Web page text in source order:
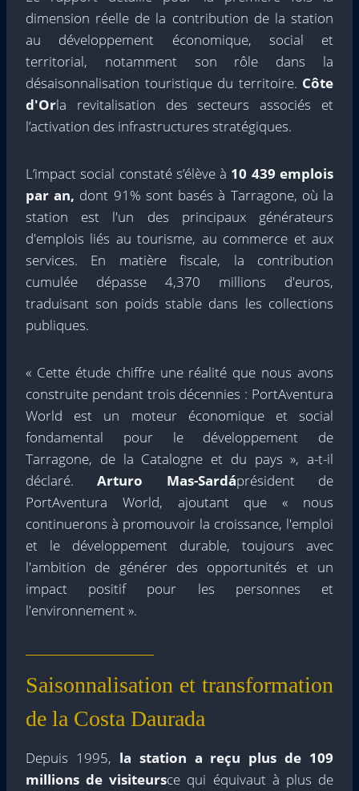
dimension réelle de la contribution de la station
au développement économique, social et
territorial, notamment son rôle dans la
désaisonnalisation touristique du territoire. Côte
d'Orla revitalisation des secteurs associés et
l’activation des infrastructures stratégiques.
L’impact social constaté s’élève à 10 439 emplois
par an, dont 91% sont basés à Tarragone, où la
station est l'un des principaux générateurs
d'emplois liés au tourisme, au commerce et aux
services. En matière fiscale, la contribution
cumulée dépasse 4,370 millions d'euros,
traduisant son poids stable dans les collections
publiques.
« Cette étude chiffre une réalité que nous avons
construite pendant trois décennies : PortAventura
World est un moteur économique et social
fondamental pour le développement de
Tarragone, de la Catalogne et du pays », a-t-il
déclaré.Arturo Mas-Sardáprésident de
PortAventura World, ajoutant que « nous
continuerons à promouvoir la croissance, l'emploi
et le développement durable, toujours avec
l'ambition de générer des opportunités et un
impact positif pour les personnes et
l'environnement ».
Saisonnalisation et transformation
de la Costa Daurada
Depuis 1995, la station a reçu plus de 109
millions de visiteursce qui équivaut à plus de